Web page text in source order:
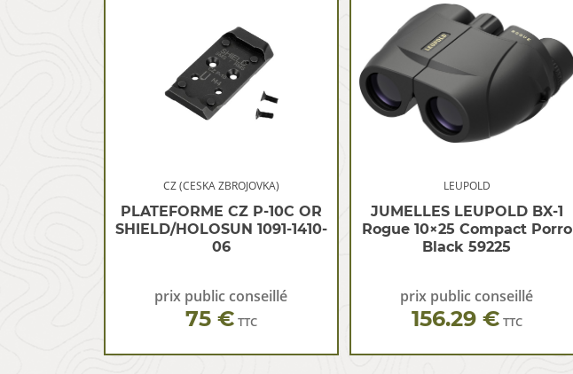
CZ (CESKA ZBROJOVKA)
PLATEFORME CZ P-10C OR
SHIELD/HOLOSUN 1091-1410-
06
prix public conseillé
75 € TTC
LEUPOLD
JUMELLES LEUPOLD BX-1
Rogue 10×25 Compact Porro
Black 59225
prix public conseillé
156.29 € TTC